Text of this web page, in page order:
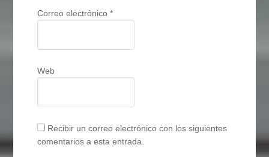
Correo electrónico*
Web
Recibir un correo electrónico con los siguientes
comentarios a esta entrada.